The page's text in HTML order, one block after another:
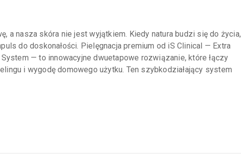
a nasza skóra nie jest wyjątkiem. Kiedy natura budzi się do życia,
do doskonałości. Pielęgnacja premium od iS Clinical — Extra
— to innowacyjne dwuetapowe rozwiązanie, które łączy
i wygodę domowego użytku. Ten szybkodziałający system